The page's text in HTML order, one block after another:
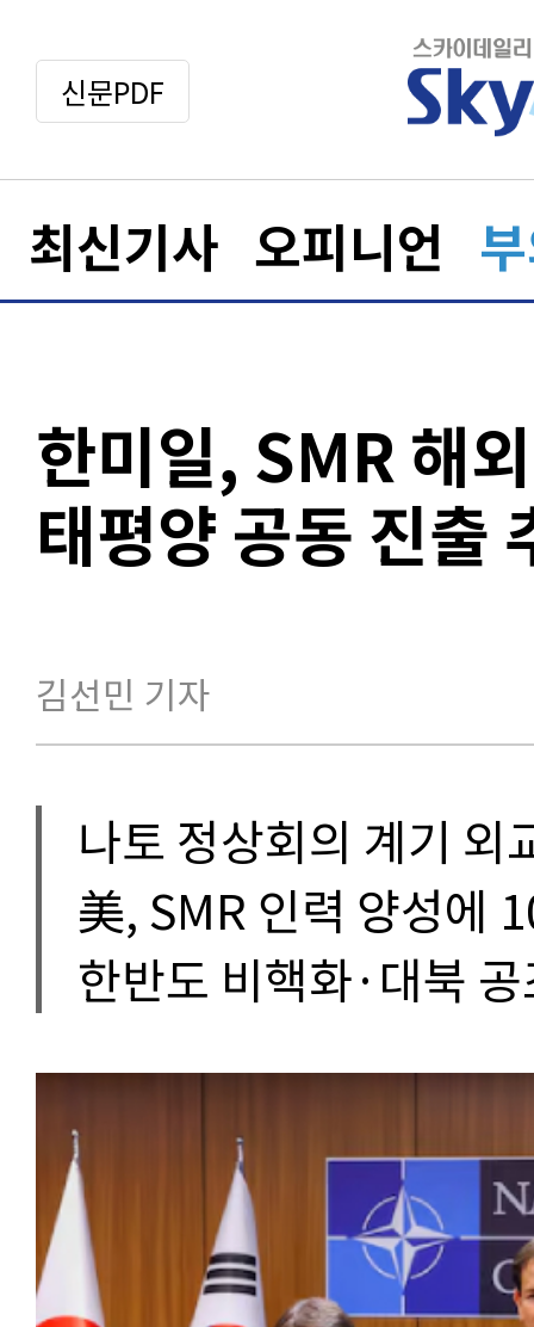
신문PDF
최신기사 오피니언
한미일, SMR 해
태평양 공동 진출
김선민 기자
나토 정상회의 계기 외
美, SMR 인력 양성에
한반도 비핵화·대북